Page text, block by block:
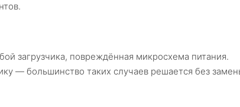
загрузчика, повреждённая микросхема питания.
— большинство таких случаев решается без